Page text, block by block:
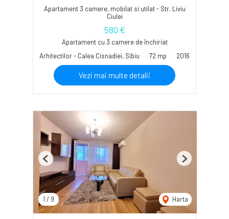
Apartament 3 camere, mobilat si utilat - Str. Liviu
Ciulei
580 €
Apartament cu 3 camere de închiriat
Arhitectilor - Calea Cisnadiei, Sibiu
72 mp 2016
Vezi mai multe detalii
1 / 9 Harta
Previous Next